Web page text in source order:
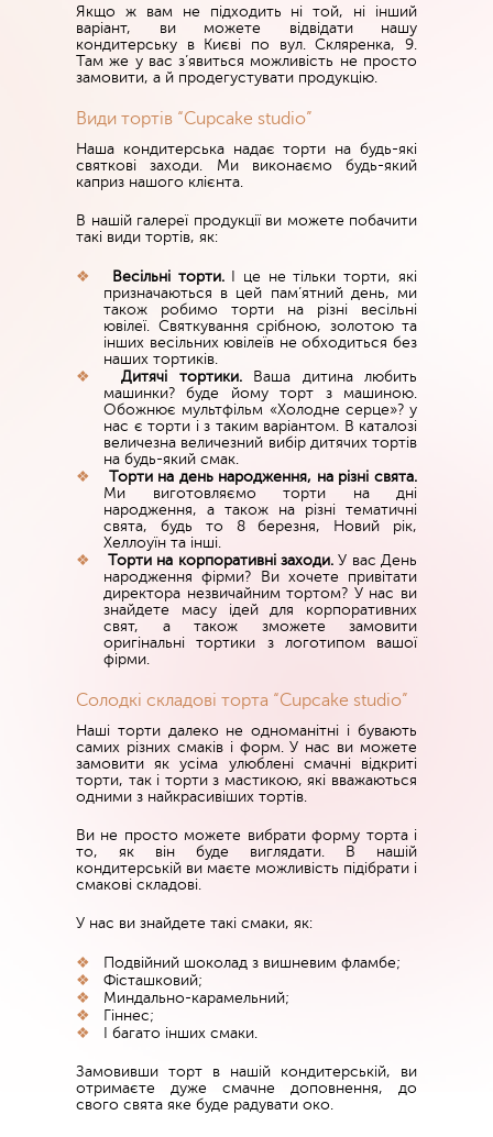
Якщо ж вам не підходить ні той, ні інший
варіант, ви можете відвідати нашу
кондитерську в Києві по вул. Скляренка, 9.
Там же у вас з’явиться можливість не просто
замовити, а й продегустувати продукцію.
Види тортів “Cupcake studio”
Наша кондитерська надає торти на будь-які
святкові заходи. Ми виконаємо будь-який
каприз нашого клієнта.
В нашій галереї продукції ви можете побачити
такі види тортів, як:
Весільні торти.
І це не тільки торти, які
призначаються в цей пам’ятний день, ми
також робимо торти на різні весільні
ювілеї. Святкування срібною, золотою та
інших весільних ювілеїв не обходиться без
наших тортиків.
Дитячі тортики.
Ваша дитина любить
машинки? буде йому торт з машиною.
Обожнює мультфільм «Холодне серце»? у
нас є торти і з таким варіантом. В каталозі
величезна величезний вибір дитячих тортів
на будь-який смак.
Торти на день народження, на різні свята.
Ми виготовляємо торти на дні
народження, а також на різні тематичні
свята, будь то 8 березня, Новий рік,
Хеллоуїн та інші.
Торти на корпоративні заходи. У вас День
народження фірми? Ви хочете привітати
директора незвичайним тортом? У нас ви
знайдете масу ідей для корпоративних
свят, а також зможете замовити
оригінальні тортики з логотипом вашої
фірми.
Солодкі складові торта “Cupcake studio”
Наші торти далеко не одноманітні і бувають
самих різних смаків і форм. У нас ви можете
замовити як усіма улюблені смачні відкриті
торти, так і торти з мастикою, які вважаються
одними з найкрасивіших тортів.
Ви не просто можете вибрати форму торта і
то, як він буде виглядати. В нашій
кондитерській ви маєте можливість підібрати і
смакові складові.
У нас ви знайдете такі смаки, як:
Подвійний шоколад з вишневим фламбе;
Фісташковий;
Миндально-карамельний;
Гіннес;
І багато інших смаки.
Замовивши торт в нашій кондитерській, ви
отримаєте дуже смачне доповнення, до
свого свята яке буде радувати око.